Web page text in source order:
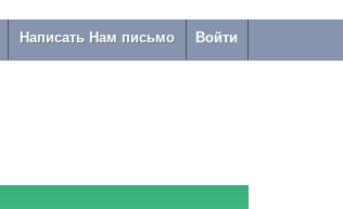
Войти
Написать Нам письмо